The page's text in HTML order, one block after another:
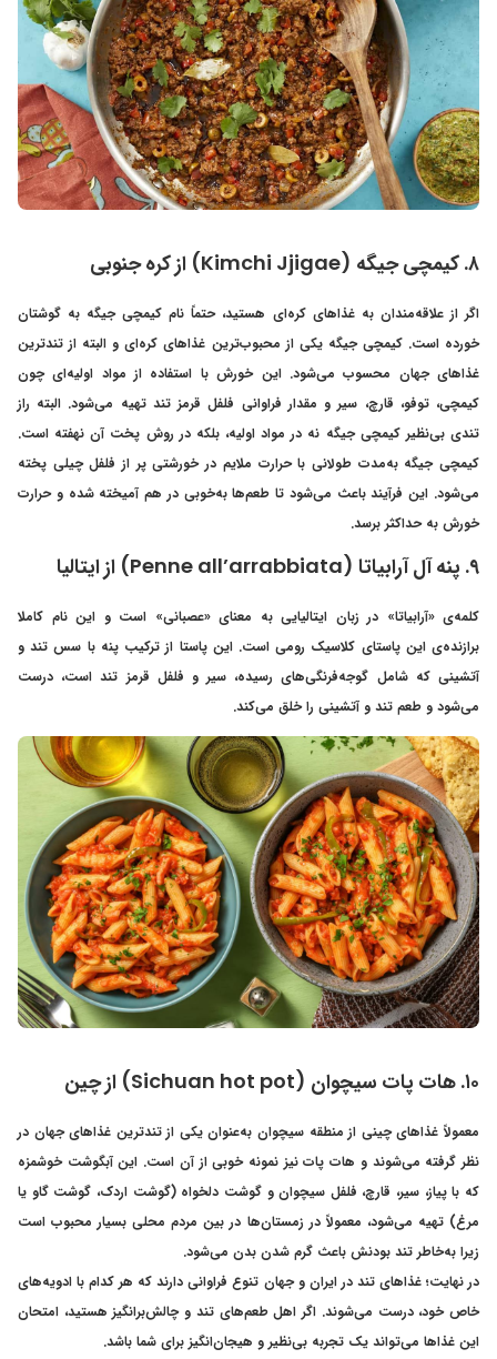
۸. کیمچی جیگه (Kimchi Jjigae) از کره جنوبی
اگر از علاقه‌مندان به غذاهای کره‌ای هستید، حتماً نام کیمچی جیگه به گوشتان
خورده است. کیمچی جیگه یکی از محبوب‌ترین غذاهای کره‌ای و البته از تندترین
غذاهای جهان محسوب می‌شود. این خورش با استفاده از مواد اولیه‌ای چون
کیمچی، توفو، قارچ، سیر و مقدار فراوانی فلفل قرمز تند تهیه می‌شود. البته راز
تندی بی‌نظیر کیمچی جیگه نه در مواد اولیه، بلکه در روش پخت آن نهفته است.
کیمچی جیگه به‌مدت طولانی با حرارت ملایم در خورشتی پر از فلفل چیلی پخته
می‌شود. این فرآیند باعث می‌شود تا طعم‌ها به‌خوبی در هم آمیخته شده و حرارت
خورش به حداکثر برسد.
۹. پنه آل آرابیاتا (Penne all’arrabbiata) از ایتالیا
کلمه‌ی «آرابیاتا» در زبان ایتالیایی به معنای «عصبانی» است و این نام کاملا
برازنده‌ی این پاستای کلاسیک رومی است. این پاستا از ترکیب پنه با سس تند و
آتشینی که شامل گوجه‌فرنگی‌های رسیده، سیر و فلفل قرمز تند است، درست
می‌شود و طعم تند و آتشینی را خلق می‌کند.
۱۰. هات پات سیچوان (Sichuan hot pot) از چین
معمولاً غذاهای چینی از منطقه سیچوان به‌عنوان یکی از تندترین غذاهای جهان در
نظر گرفته می‌شوند و هات پات نیز نمونه خوبی از آن است. این آبگوشت خوشمزه
که با پیاز، سیر، قارچ، فلفل سیچوان و گوشت دلخواه (گوشت اردک، گوشت گاو یا
مرغ) تهیه می‌شود، معمولاً در زمستان‌ها در بین مردم محلی بسیار محبوب است
زیرا به‌خاطر تند بودنش باعث گرم شدن بدن می‌شود.
در نهایت؛ غذاهای تند در ایران و جهان تنوع فراوانی دارند که هر کدام با ادویه‌های
خاص خود، درست می‌شوند. اگر اهل طعم‌های تند و چالش‌برانگیز هستید، امتحان
این غذاها می‌تواند یک تجربه بی‌نظیر و هیجان‌انگیز برای شما باشد.